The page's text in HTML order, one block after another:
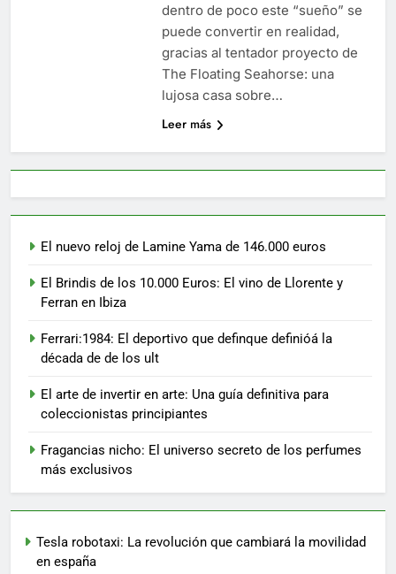
dentro de poco este “sueño” se
puede convertir en realidad,
gracias al tentador proyecto de
The Floating Seahorse: una
lujosa casa sobre…
Leer más
El nuevo reloj de Lamine Yama de 146.000 euros
El Brindis de los 10.000 Euros: El vino de Llorente y
Ferran en Ibiza
Ferrari:1984: El deportivo que definque definióá la
década de de los ult
El arte de invertir en arte: Una guía definitiva para
coleccionistas principiantes
Fragancias nicho: El universo secreto de los perfumes
más exclusivos
Tesla robotaxi: La revolución que cambiará la movilidad
en españa